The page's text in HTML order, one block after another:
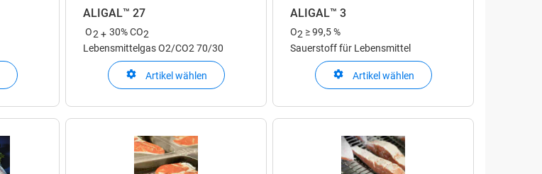
ALIGAL™ 27
O2 +30% CO2
Lebensmittelgas O2/CO2 70/30
Artikel wählen
ALIGAL™ 3
O2 ≥ 99,5 %
Sauerstoff für Lebensmittel
Artikel wählen